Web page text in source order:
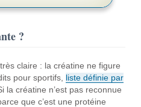
?
claire : la créatine ne figure
pour sportifs, liste définie par
la créatine n’est pas reconnue
que c’est une protéine